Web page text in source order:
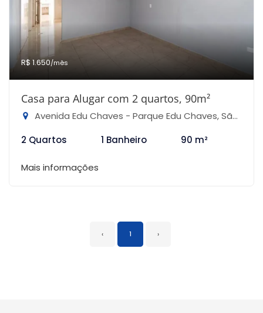
R$ 1.650/mês
Casa para Alugar com 2 quartos, 90m²
Avenida Edu Chaves - Parque Edu Chaves, São Paulo-SP
2 Quartos
1 Banheiro 90 m²
Mais informações
‹ 1 ›